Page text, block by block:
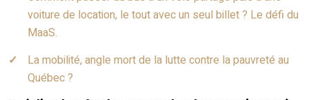
voiture de location, le tout avec un seul billet ? Le défi du
MaaS.
La mobilité, angle mort de la lutte contre la pauvreté au
Québec ?